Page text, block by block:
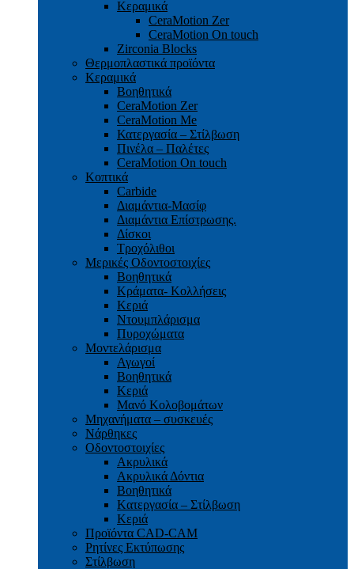
Κεραμικά
CeraMotion Zer
CeraMotion On touch
Zirconia Blocks
Θερμοπλαστικά προϊόντα
Κεραμικά
Βοηθητικά
CeraMotion Zer
CeraMotion Me
Κατεργασία – Στίλβωση
Πινέλα – Παλέτες
CeraMotion On touch
Κοπτικά
Carbide
Διαμάντια-Μασίφ
Διαμάντια Επίστρωσης.
Δίσκοι
Τροχόλιθοι
Μερικές Οδοντοστοιχίες
Bοηθητικά
Κράματα- Κολλήσεις
Κεριά
Ντουμπλάρισμα
Πυροχώματα
Μοντελάρισμα
Αγωγοί
Βoηθητικά
Κεριά
Μανό Κολοβομάτων
Μηχανήματα – συσκευές
Νάρθηκες
Οδοντοστοιχίες
Aκρυλικά
Ακρυλικά Δόντια
Βoηθητικά
Kατεργασία – Στίλβωση
Κεριά
Προϊόντα CAD-CAM
Ρητίνες Εκτύπωσης
Στίλβωση